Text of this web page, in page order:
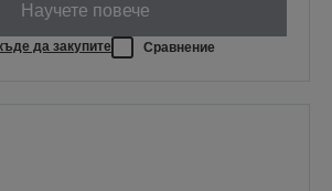
Научете повече
да закупите Сравнение